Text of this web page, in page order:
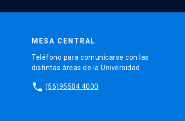
MESA CENTRAL
Teléfono para comunicarse con las
distintas áreas de la Universidad.
phone (56)95504 4000